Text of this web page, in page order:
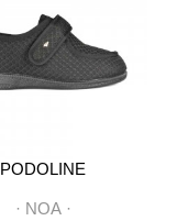
PODOLINE
· NOA·